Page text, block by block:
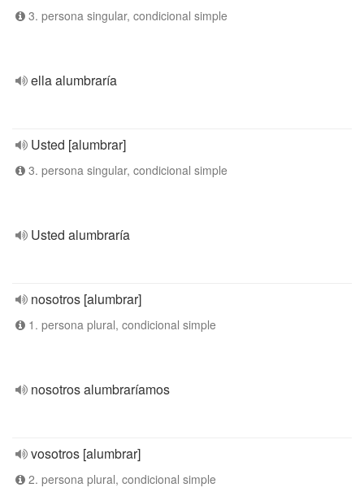
3. persona singular, condicional simple
ella alumbraría
Usted [alumbrar]
3. persona singular, condicional simple
Usted alumbraría
nosotros [alumbrar]
1. persona plural, condicional simple
nosotros alumbraríamos
vosotros [alumbrar]
2. persona plural, condicional simple